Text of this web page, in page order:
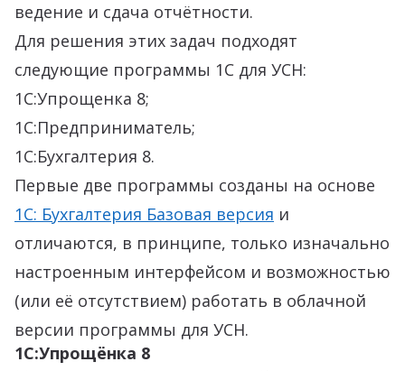
ведение и сдача отчётности.
Для решения этих задач подходят
следующие программы 1С для УСН:
1С:Упрощенка 8;
1С:Предприниматель;
1С:Бухгалтерия 8.
Первые две программы созданы на основе
1С: Бухгалтерия Базовая версия и
отличаются, в принципе, только изначально
настроенным интерфейсом и возможностью
(или её отсутствием) работать в облачной
версии программы для УСН.
1С:Упрощёнка 8